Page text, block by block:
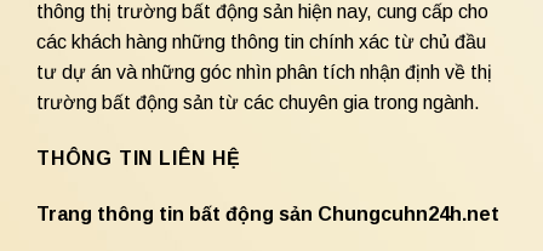
thông thị trường bất động sản hiện nay, cung cấp cho
các khách hàng những thông tin chính xác từ chủ đầu
tư dự án và những góc nhìn phân tích nhận định về thị
trường bất động sản từ các chuyên gia trong ngành.
THÔNG TIN LIÊN HỆ
Trang thông tin bất động sản Chungcuhn24h.net